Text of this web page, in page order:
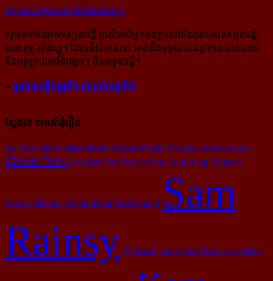
រក​​ប្រាក់​​ជា​​មួយ​​គេហទំព័រ​​របស់​​អ្នក? -
សូម​ទាក់ទង​មក​ទស្សនាវដ្ដី ប្រសិន​បើ​អ្នក​ចង់​ក្លាយ​ជា​ដៃគូរ​របស់​ទស្សនាវដ្ដី​
មនោរម្យ.អាំងហ្វូ។ ដៃ​គូរ​ដ៏​សំខាន់​នេះ អាច​នឹង​ទទួល​បាន​នូវ​ការ​យោគយល់
និង​អត្ថ​ប្រយោជន៍​ផ្សេងៗ ពីទស្សនាវដ្ដី។
» ទូរសាអេឡិចត្រូនិក សម្រាប់បុគ្គលិក
ស្វែងរក តាមសំនុំរឿង
Joe Hart LeBron James David Petraeus Didier Drogba 1er mai krem
Cheam Yeap MacBook Pro Patrice Evra Ang Vong Vathana
Nairobi Mokhtar Belmokhtar MacDonald Sam
Rainsy FC Basel varan West Bromwich Albion